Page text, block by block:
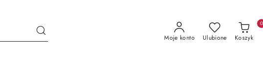
Moje konto Ulubione Koszyk
0